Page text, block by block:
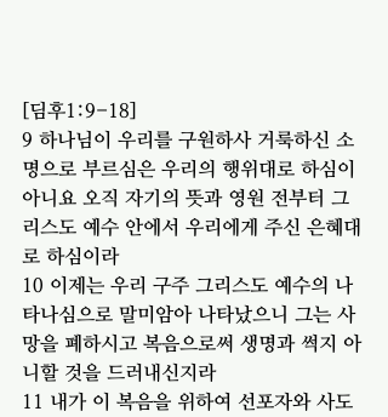
[딤후1:9-18]
9 하나님이 우리를 구원하사 거룩하신 소
명으로 부르심은 우리의 행위대로 하심이
아니요 오직 자기의 뜻과 영원 전부터 그
리스도 예수 안에서 우리에게 주신 은혜대
로 하심이라
10 이제는 우리 구주 그리스도 예수의 나
타나심으로 말미암아 나타났으니 그는 사
망을 폐하시고 복음으로써 생명과 썩지 아
니할 것을 드러내신지라
11 내가 이 복음을 위하여 선포자와 사도